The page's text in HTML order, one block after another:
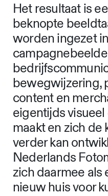
Het resultaat is
beknopte
worden ingezet
bewegwijzering,
content en
eigentijds
maakt en zich de
verder kan
Nederlands
zich daarmee als
nieuw huis voor